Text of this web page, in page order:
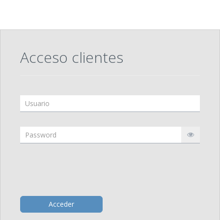
Acceso clientes
Acceder